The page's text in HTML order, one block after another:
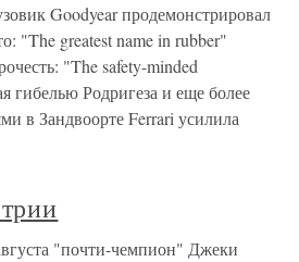
Goodyear продемонстрировал
"The greatest name in rubber"
"The safety-minded
гибелью Родригеза и еще более
в Зандвоорте Ferrari усилила
"почти-чемпион" Джеки